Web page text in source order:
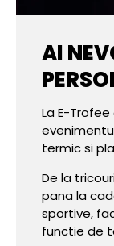
AI
La E-
termic si
De la
pana la
sportive,
functie de